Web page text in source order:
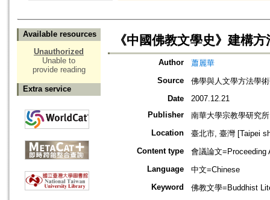
Available resources
Unauthorized
Unable to
provide reading
Extra service
《中國佛教文學史》建構
Author
蕭麗華
Source
佛學與人文學方法學
Date
2007.12.21
Publisher
南華大學宗教學研究所
Location
臺北市, 臺灣 [Taipei
Content type
會議論文=Proceeding
Language
中文=Chinese
Keyword
佛教文學=Buddhist